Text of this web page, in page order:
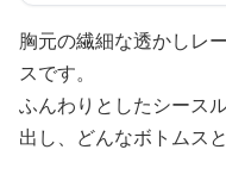
胸元の繊細な透かしレ
スです。
ふんわりとしたシース
出し、どんなボトムス